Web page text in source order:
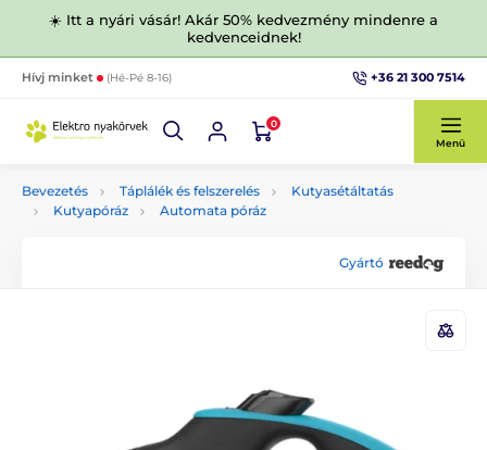
☀️ Itt a nyári vásár! Akár 50% kedvezmény mindenre a
kedvenceidnek!
Hívj minket (Hé-Pé 8-16) +36 21 300 7514
0
Menü
Bevezetés Táplálék és felszerelés
Kutyasétáltatás
Kutyapóráz
Automata póráz
Gyártó